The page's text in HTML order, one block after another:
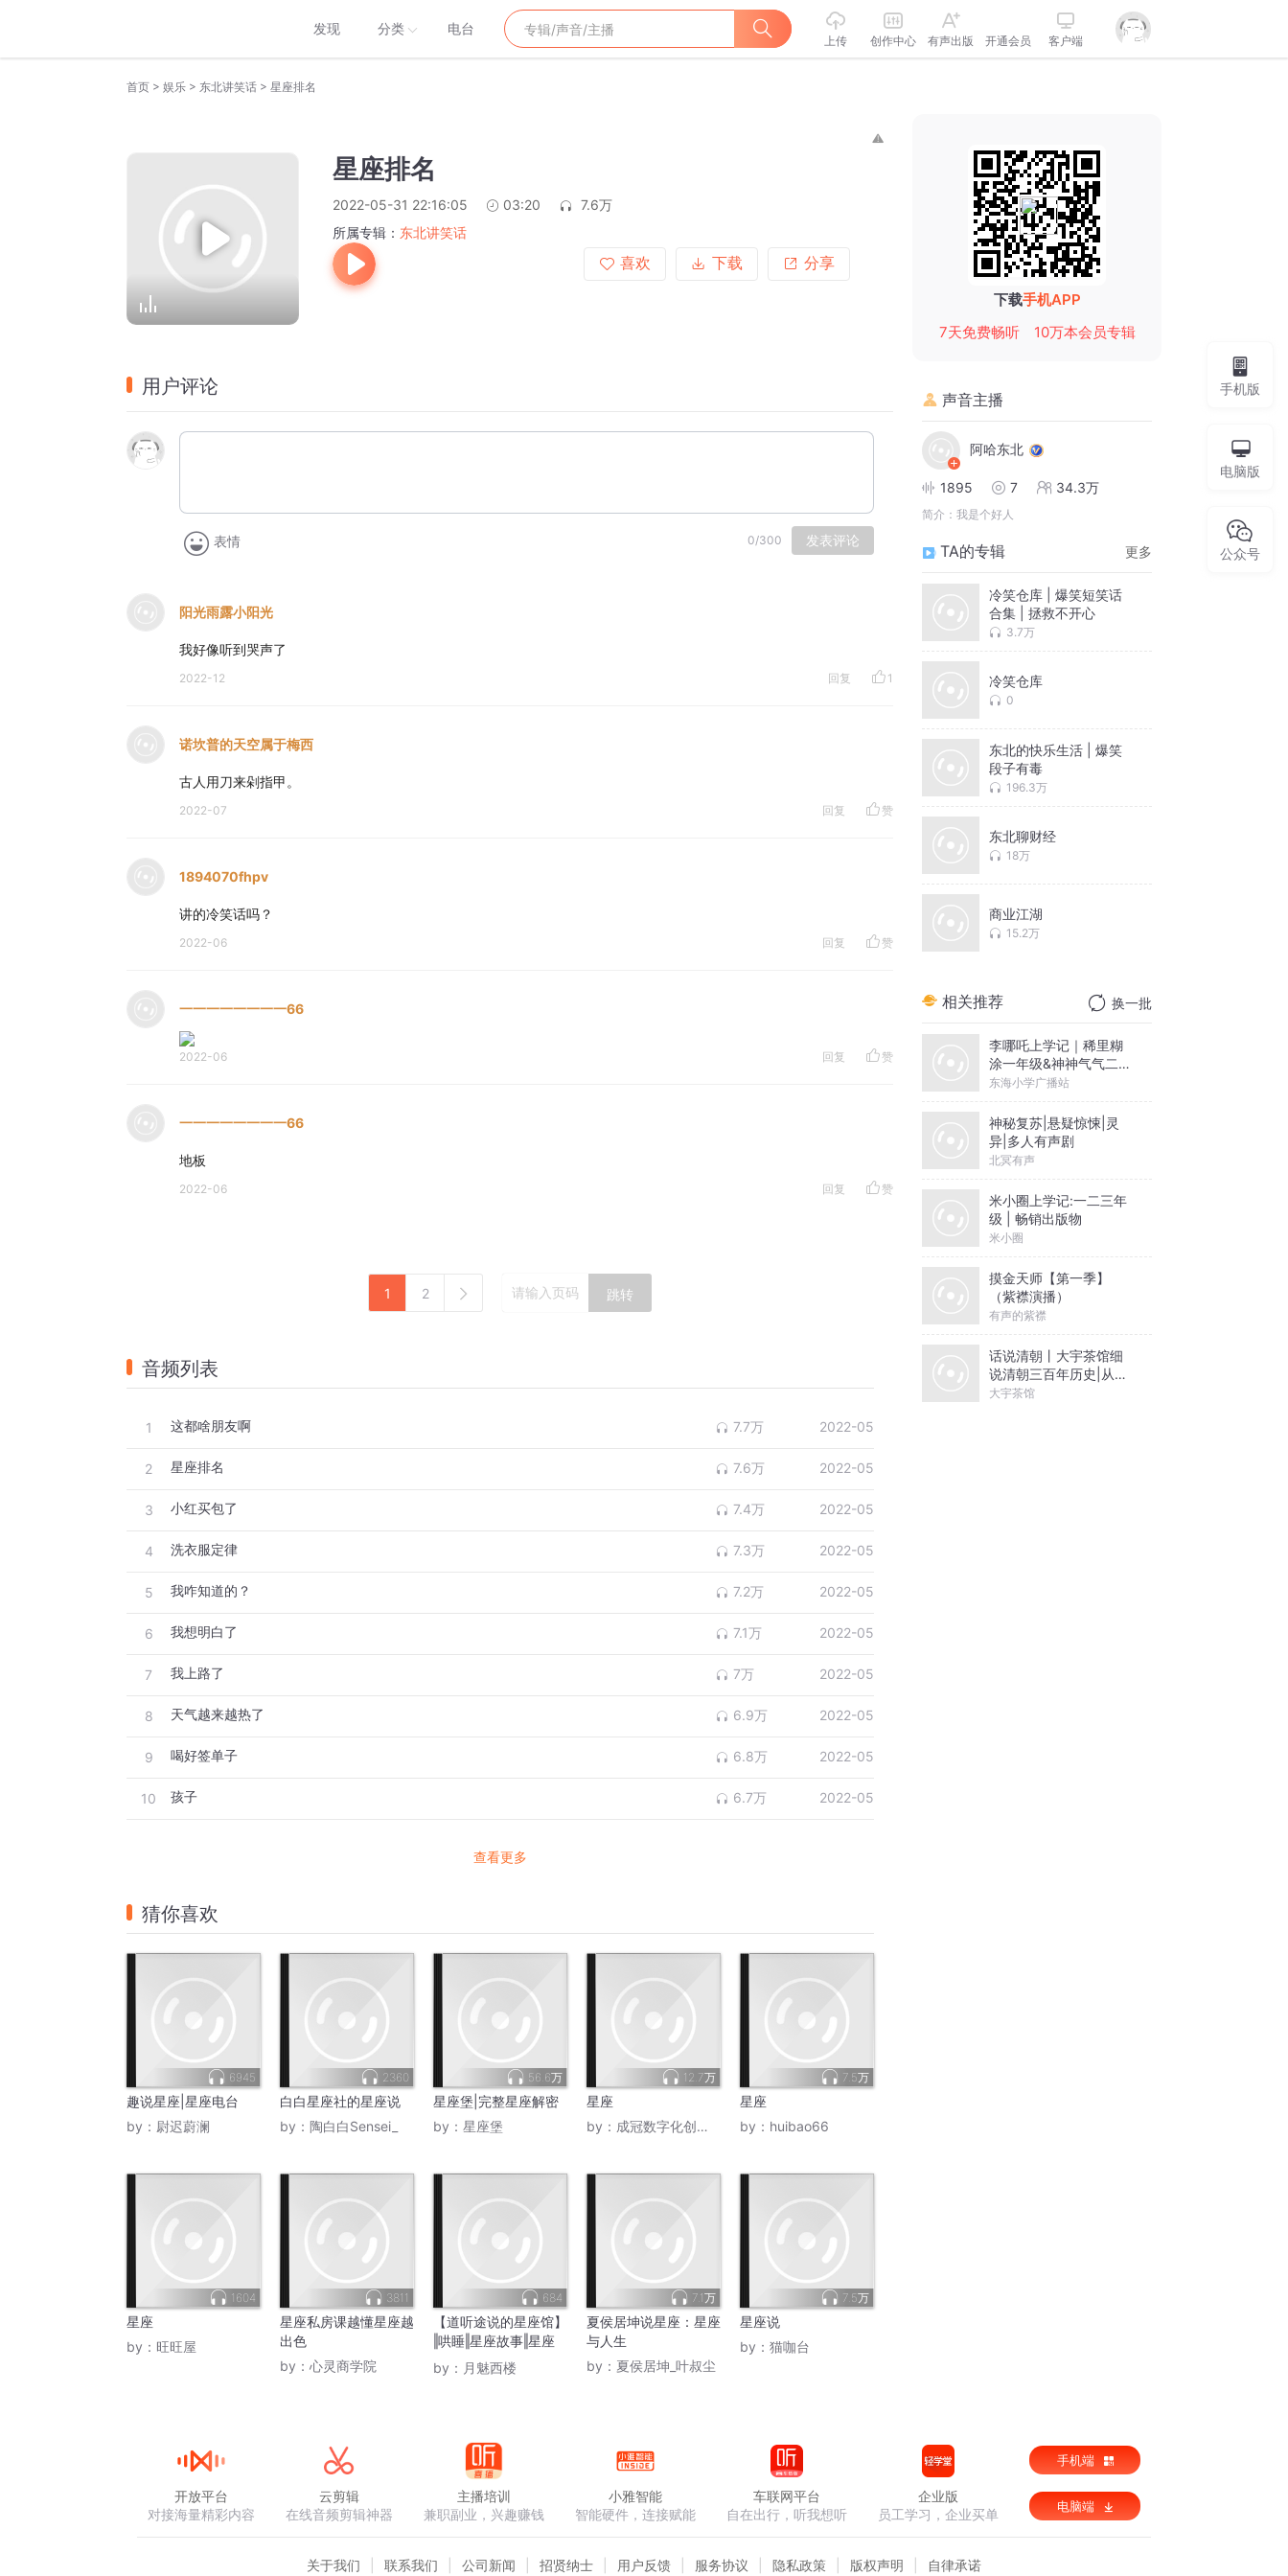
发现 分类 电台
上传 创作中心 有声出版 开通会员 客户端
首页 > 娱乐 > 东北讲笑话 > 星座排名
星座排名
2022-05-31 22:16:05 03:20
7.6万
所属专辑： 东北讲笑话
喜欢
下载 分享
用户评论
表情 0/300 发表评论
阳光雨露小阳光
我好像听到哭声了
2022-12 回复 1
诺坎普的天空属于梅西
古人用刀来剁指甲。
2022-07 回复 赞
1894070fhpv
讲的冷笑话吗？
2022-06 回复 赞
一一一一一一一一66
2022-06 回复 赞
一一一一一一一一66
地板
2022-06 回复 赞
1 2 跳转
音频列表
1 这都啥朋友啊 7.7万 2022-05
2 星座排名 7.6万 2022-05
3 小红买包了 7.4万 2022-05
4 洗衣服定律 7.3万 2022-05
5 我咋知道的？ 7.2万 2022-05
6 我想明白了 7.1万 2022-05
7 我上路了 7万 2022-05
8 天气越来越热了 6.9万 2022-05
9 喝好签单子 6.8万 2022-05
10 孩子 6.7万 2022-05
查看更多
猜你喜欢
6945
趣说星座|星座电台
by： 尉迟蔚澜
2360
白白星座社的星座说
by： 陶白白Sensei_
56.6万
星座堡|完整星座解密
by： 星座堡
12.7万
星座
by： 成冠数字化创业者联盟
7.5万
星座
by： huibao66
1604
星座
by： 旺旺屋
3811
星座私房课越懂星座越
出色
by： 心灵商学院
684
【道听途说的星座馆】
‖哄睡‖星座故事‖星座
性格
by： 月魅西楼
7.1万
夏侯居坤说星座：星座
与人生
by： 夏侯居坤_叶叔尘
7.5万
星座说
by： 猫咖台
下载手机APP
7天免费畅听
10万本会员专辑
声音主播
阿哈东北
1895 7 34.3万
简介： 我是个好人
TA的专辑 更多
冷笑仓库 | 爆笑短笑话
合集 | 拯救不开心
3.7万
冷笑仓库
0
东北的快乐生活 | 爆笑
段子有毒
196.3万
东北聊财经
18万
商业江湖
15.2万
相关推荐 换一批
李哪吒上学记｜稀里糊
涂一年级&神神气气二年
级
东海小学广播站
神秘复苏|悬疑惊悚|灵
异|多人有声剧
北冥有声
米小圈上学记:一二三年
级 | 畅销出版物
米小圈
摸金天师【第一季】
（紫襟演播）
有声的紫襟
话说清朝丨大宇茶馆细
说清朝三百年历史|从努
尔哈赤到末代皇帝溥仪|
大宇茶馆
手机版
电脑版
公众号
开放平台
对接海量精彩内容
云剪辑
在线音频剪辑神器
主播培训
兼职副业，兴趣赚钱
小雅智能
智能硬件，连接赋能
车联网平台
自在出行，听我想听
企业版
员工学习，企业买单
手机端
电脑端
关于我们 联系我们 公司新闻 招贤纳士 用户反馈 服务协议 隐私政策 版权声明 自律承诺